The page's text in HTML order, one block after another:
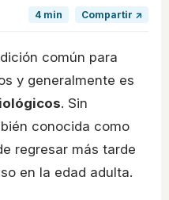
4 min
Compartir ↗
común para
y generalmente es
. Sin
conocida como
regresar más tarde
en la edad adulta.